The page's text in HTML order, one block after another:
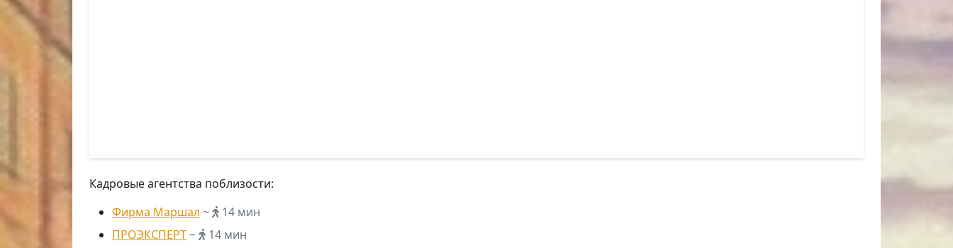
Кадровые агентства поблизости:
Фирма Маршал ~
14 мин
ПРОЭКСПЕРТ~
14 мин